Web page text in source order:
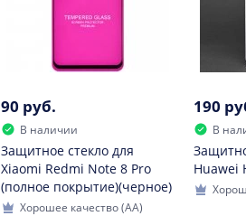
90 руб.
В наличии
Защитное стекло для
Xiaomi Redmi Note 8 Pro
(полное покрытие)(черное)
Хорошее качество (AA)
190
В
Huawei